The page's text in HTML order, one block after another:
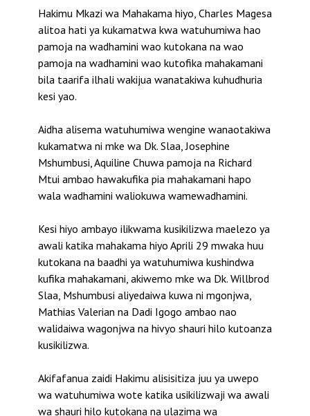
Hakimu Mkazi wa Mahakama hiyo, Charles Magesa
alitoa hati ya kukamatwa kwa watuhumiwa hao
pamoja na wadhamini wao kutokana na wao
pamoja na wadhamini wao kutofika mahakamani
bila taarifa ilhali wakijua wanatakiwa kuhudhuria
kesi yao.
Aidha alisema watuhumiwa wengine wanaotakiwa
kukamatwa ni mke wa Dk. Slaa, Josephine
Mshumbusi, Aquiline Chuwa pamoja na Richard
Mtui ambao hawakufika pia mahakamani hapo
wala wadhamini waliokuwa wamewadhamini.
Kesi hiyo ambayo ilikwama kusikilizwa maelezo ya
awali katika mahakama hiyo Aprili 29 mwaka huu
kutokana na baadhi ya watuhumiwa kushindwa
kufika mahakamani, akiwemo mke wa Dk. Willbrod
Slaa, Mshumbusi aliyedaiwa kuwa ni mgonjwa,
Mathias Valerian na Dadi Igogo ambao nao
walidaiwa wagonjwa na hivyo shauri hilo kutoanza
kusikilizwa.
Akifafanua zaidi Hakimu alisisitiza juu ya uwepo
wa watuhumiwa wote katika usikilizwaji wa awali
wa shauri hilo kutokana na ulazima wa